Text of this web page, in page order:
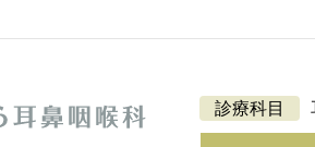
診療科目